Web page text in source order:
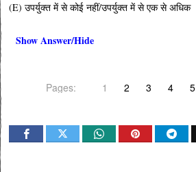
(E) उपर्युक्त में से कोई नहीं/उपर्युक्त में से एक से अधिक
Show Answer/Hide
Pages: 1 2 3 4 5